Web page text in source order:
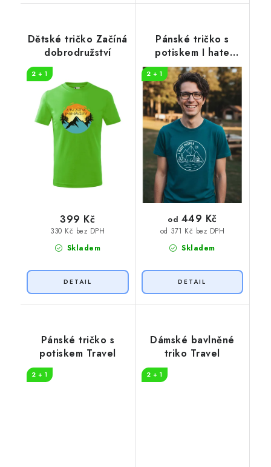
Dětské tričko Začíná
dobrodružství
2 + 1
Skladem
330 Kč bez DPH
399 Kč
Pánské tričko s
potiskem I hate
people
2 + 1
Skladem
od 371 Kč bez DPH
od 449 Kč
Pánské tričko s
potiskem Travel
2 + 1
Dámské bavlněné
triko Travel
2 + 1